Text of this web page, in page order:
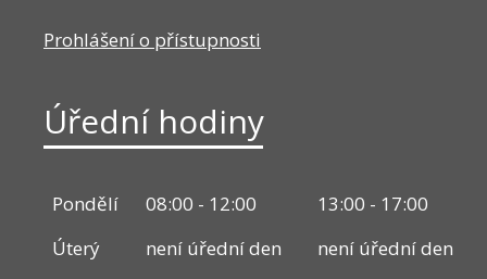
Prohlášení o přístupnosti
Úřední hodiny
Pondělí 08:00 - 12:00
13:00 - 17:00
Úterý
není úřední den
není úřední den